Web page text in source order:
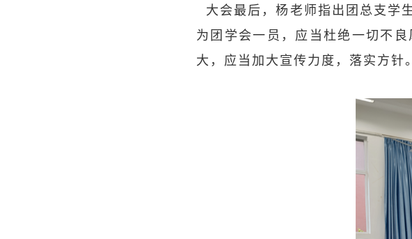
大会最后，杨老师指出团总支学
为团学会一员，应当杜绝一切不
大，应当加大宣传力度，落实方针